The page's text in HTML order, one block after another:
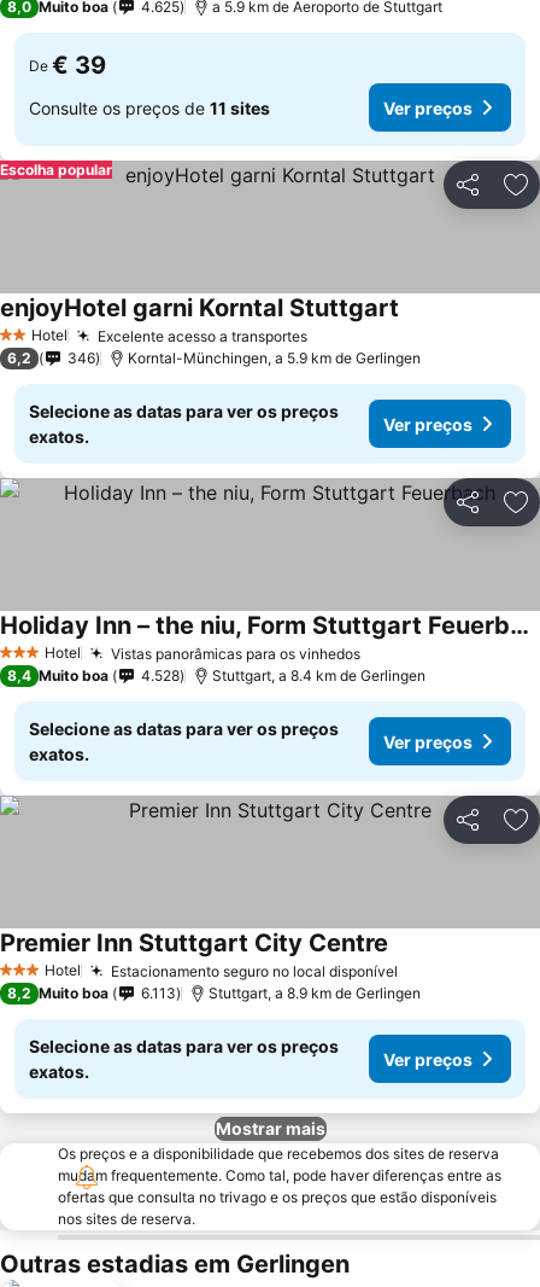
8,0 Muito boa 4.625 a 5.9 km de Aeroporto de Stuttgart
De € 39
Consulte os preços de 11 sites Ver preços
Partilhar
Escolha popular
2 Estrelas
Hotel Excelente acesso a transportes
enjoyHotel garni Korntal Stuttgart
6,2 346 Korntal-Münchingen, a 5.9 km de Gerlingen
Selecione as datas para ver os preços
exatos.
Ver preços
Partilhar
3 EstrelasHotel Vistas panorâmicas para os vinhedos
Holiday Inn – the niu, Form Stuttgart Feuerbach
8,4 Muito boa 4.528 Stuttgart, a 8.4 km de Gerlingen
Selecione as datas para ver os preços
exatos.
Ver preços
Partilhar
3 EstrelasHotel Estacionamento seguro no local disponível
Premier Inn Stuttgart City Centre
8,2 Muito boa 6.113 Stuttgart, a 8.9 km de Gerlingen
Selecione as datas para ver os preços
exatos.
Ver preços
Mostrar mais
Os preços e a disponibilidade que recebemos dos sites de reserva
mudam frequentemente. Como tal, pode haver diferenças entre as
ofertas que consulta no trivago e os preços que estão disponíveis
nos sites de reserva.
Outras estadias em Gerlingen